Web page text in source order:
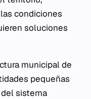
condiciones
soluciones
municipal de
pequeñas
sistema